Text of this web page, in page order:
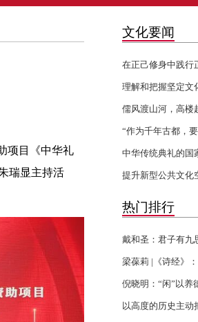
项目《中华礼
瑞显主持活
文化要闻
在正己修身中践行
理解和把握坚定文
儒风渡山河，高楼
中华传统典礼的国
热门排行
戴和圣：君子有九
梁葆莉 |《诗经》
倪晓明：“闲”以养
以高度的历史主动